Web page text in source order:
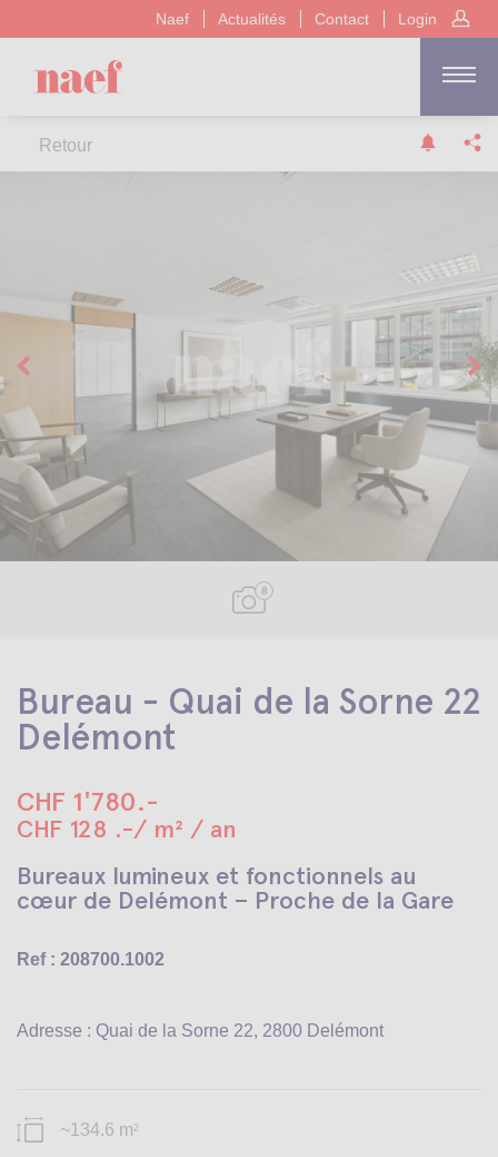
Naef Actualités Contact Login
Retour
8
Bureau - Quai de la Sorne 22
Delémont
CHF 1'780.-
CHF 128 .-/ m² / an
Bureaux lumineux et fonctionnels au
cœur de Delémont – Proche de la Gare
Ref : 208700.1002
Adresse : Quai de la Sorne 22, 2800 Delémont
~134.6 m 2